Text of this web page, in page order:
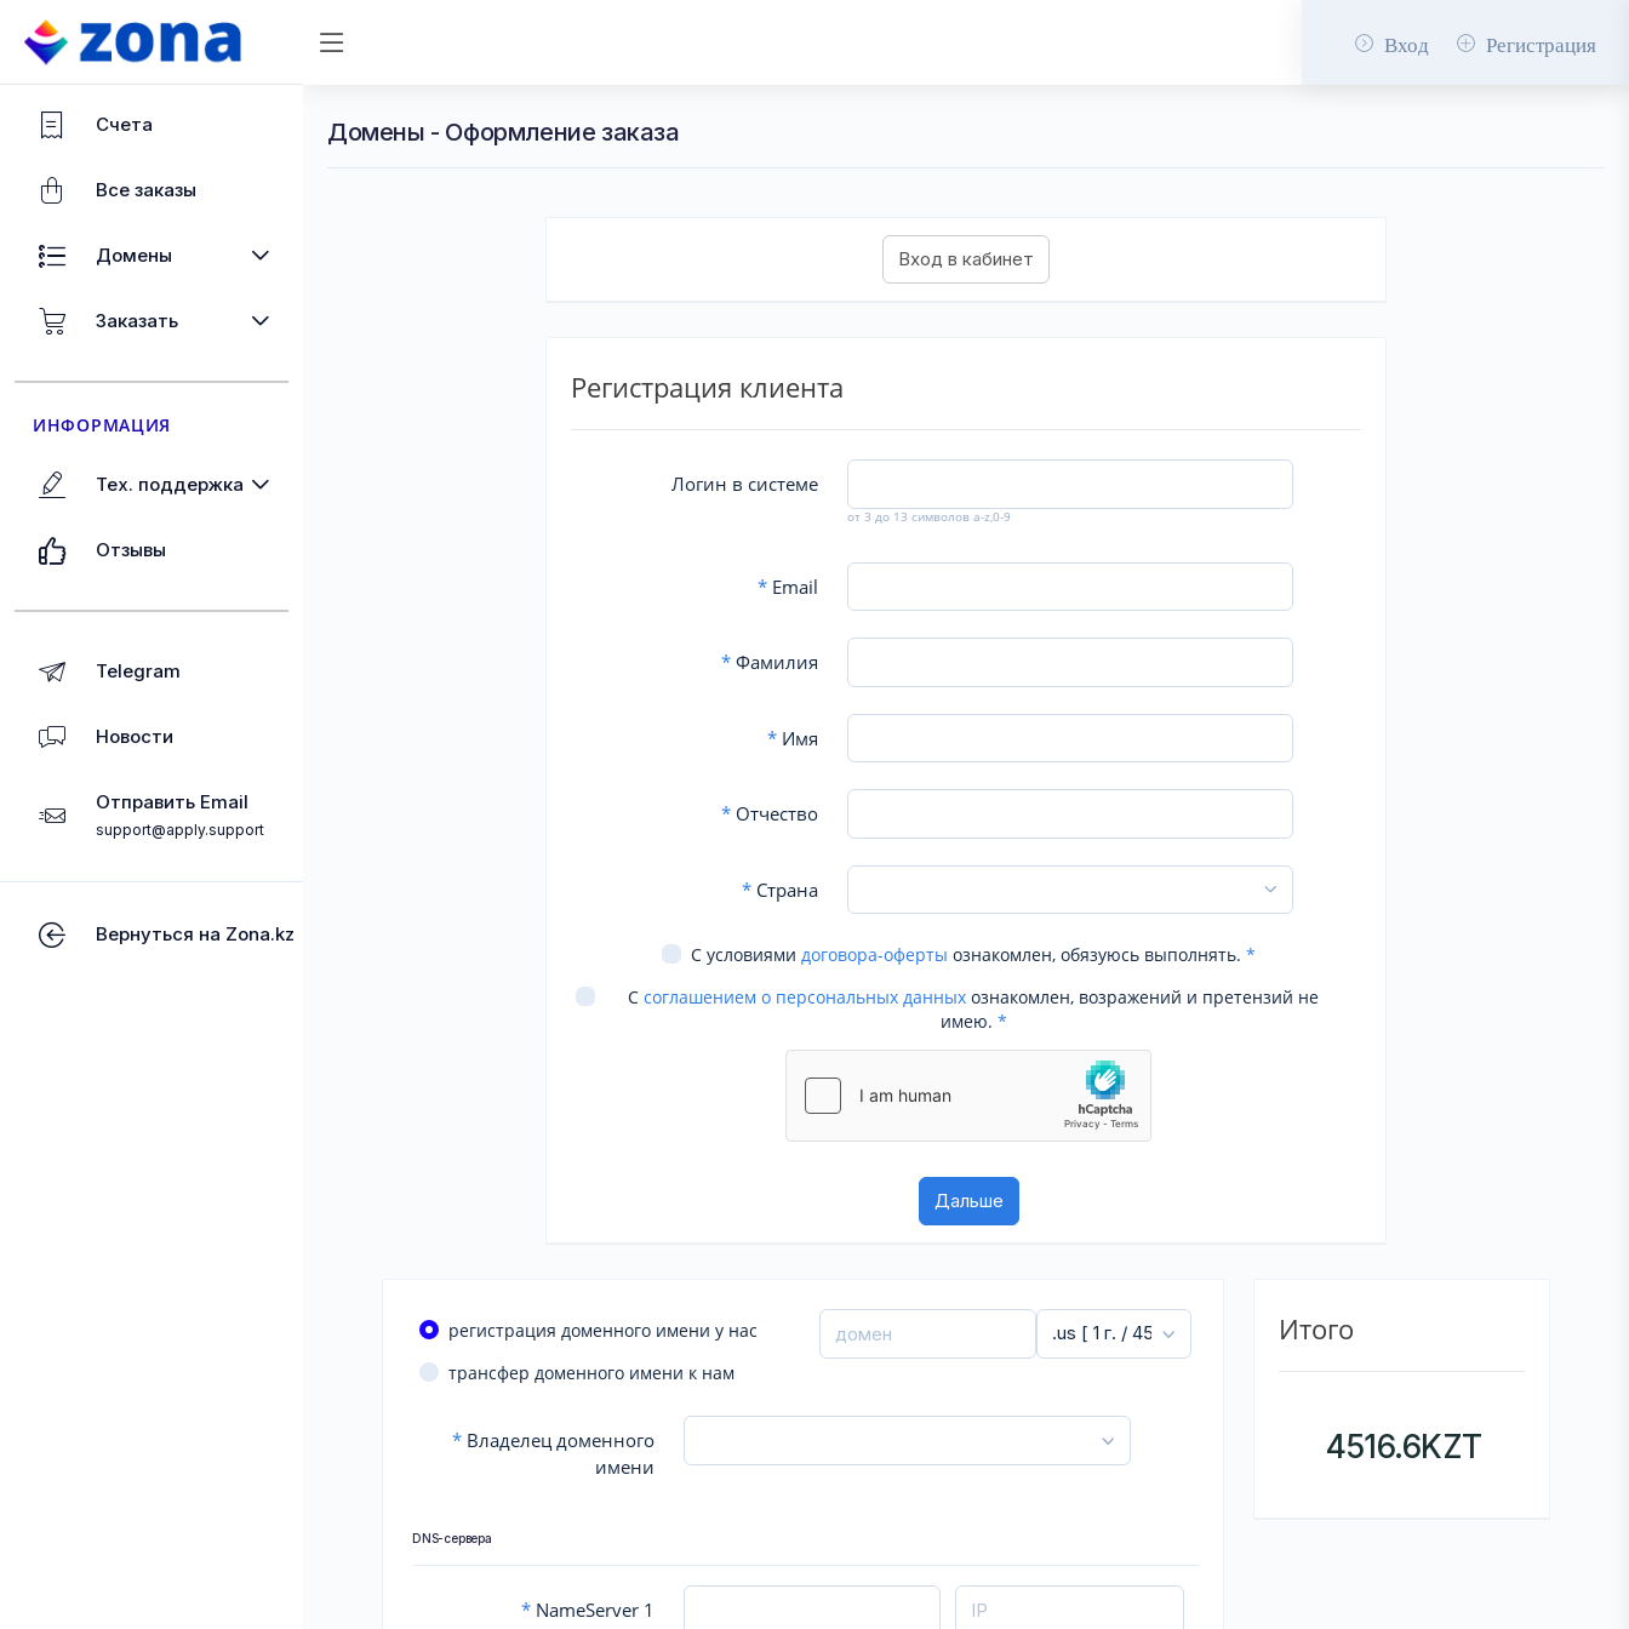
Вход Регистрация
Счета
Все заказы
Домены
Заказать
ИНФОРМАЦИЯ
Тех. поддержка
Отзывы
Telegram
Новости
Отправить Email
support@apply.support
Вернуться на Zona.kz
Домены - Оформление заказа
Регистрация клиента
Логин в системе
от 3 до 13 символов a-z,0-9
*Email
*Фамилия
*Имя
*Отчество
*Страна
С условиями договора-оферты ознакомлен, обязуюсь выполнять. *
С соглашением о персональных данных ознакомлен, возражений и претензий не
имею. *
регистрация доменного имени у нас
трансфер доменного имени к нам
* Владелец доменного
имени
DNS-сервера
* NameServer 1
Итого
4516.6KZT